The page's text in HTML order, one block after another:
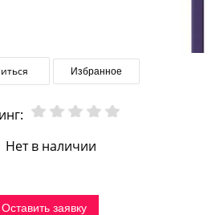
Избранное
Нет в наличии
Оставить заявку